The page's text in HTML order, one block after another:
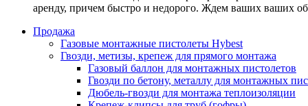
аренду, причем быстро и недорого. Ждем ваших ваших
Продажа
Газовые монтажные пистолеты Hybest
Гвозди, метизы, крепеж для прямого монтажа
Газовый баллон для монтажных пистолетов
Гвозди по бетону, металлу для монтажных
Дюбель-гвозди для монтажа теплоизоляции